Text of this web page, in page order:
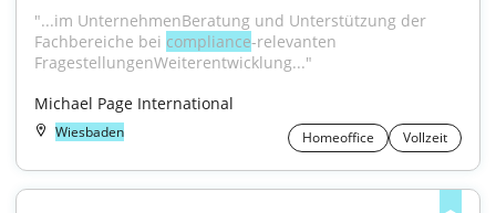
"...im UnternehmenBeratung und Unterstützung der
Fachbereiche bei compliance-relevanten
FragestellungenWeiterentwicklung..."
Michael Page International
Wiesbaden Homeoffice Vollzeit